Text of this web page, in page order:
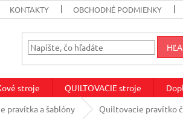
KONTAKTY OBCHODNÉ PODMIENKY
stroje QUILTOVACIE stroje
pravítka a šablóny Quiltovacie pravítko